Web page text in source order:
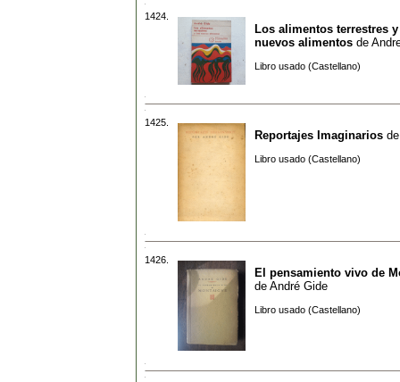
1424.
Los alimentos terrestres
nuevos alimentos de
Libro usado (Castellano)
1425.
Reportajes Imaginarios
Libro usado (Castellano)
1426.
El pensamiento vivo de
de André Gide
Libro usado (Castellano)